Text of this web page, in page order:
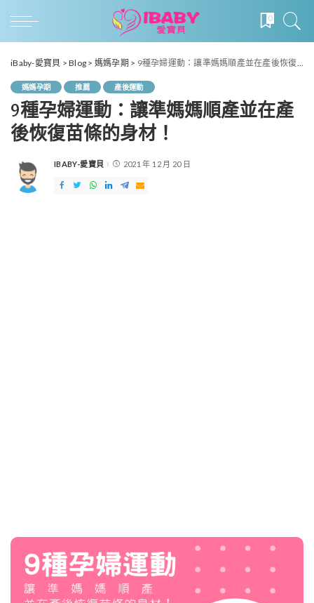
0
iBaby-愛寶貝 >Blog > 媽媽孕期 > 9種孕婦運動：讓準媽媽順產並在產後恢復苗條的身材！
媽媽孕期 推薦 產後運動
9種孕婦運動：讓準媽媽順產並在產
後恢復苗條的身材！
POSTED
IBABY-愛寶貝 2021 年 12 月 20 日